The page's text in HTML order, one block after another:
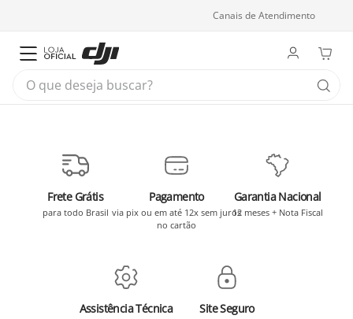
Canais de Atendimento
O que deseja buscar?
Frete Grátis
para todo Brasil
Pagamento
via pix ou em até 12x sem juros
no cartão
Garantia Nacional
12 meses + Nota Fiscal
Assistência Técnica Site Seguro